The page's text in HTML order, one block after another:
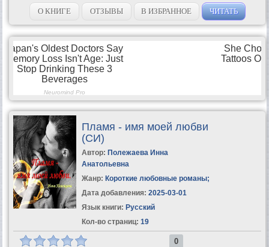
О КНИГЕ
ОТЗЫВЫ В ИЗБРАННОЕ ЧИТАТЬ
Пламя - имя моей любви
(СИ)
Автор: Полежаева Инна
Анатольевна
Жанр: Короткие любовные романы;
Дата добавления: 2025-03-01
Язык книги: Русский
Кол-во страниц: 19
0